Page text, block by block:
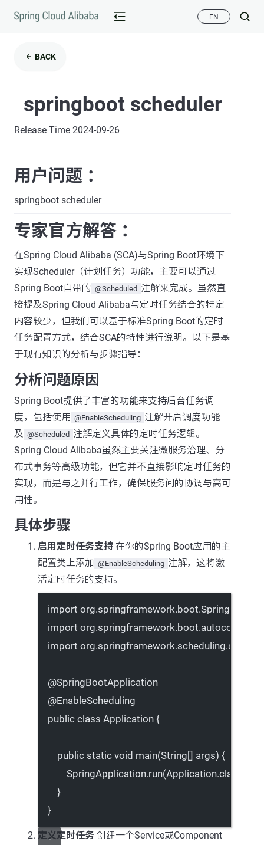
EN
BACK
springboot scheduler
Release Time 2024-09-26
用户问题 ：
springboot scheduler
专家官方解答 ：
在Spring Cloud Alibaba (SCA)与Spring Boot环境下
实现Scheduler（计划任务）功能，主要可以通过
Spring Boot自带的 @Scheduled 注解来完成。虽然直
接提及Spring Cloud Alibaba与定时任务结合的特定
内容较少，但我们可以基于标准Spring Boot的定时
任务配置方式，结合SCA的特性进行说明。以下是基
于现有知识的分析与步骤指导：
分析问题原因
Spring Boot提供了丰富的功能来支持后台任务调
度，包括使用 @EnableScheduling 注解开启调度功能
及 @Scheduled 注解定义具体的定时任务逻辑。
Spring Cloud Alibaba虽然主要关注微服务治理、分
布式事务等高级功能，但它并不直接影响定时任务的
实现，而是与之并行工作，确保服务间的协调与高可
用性。
具体步骤
启用定时任务支持 在你的Spring Boot应用的主
配置类上添加 @EnableScheduling 注解，这将激
活定时任务的支持。
import
import
import
@SpringBootApplication
@EnableScheduling
public class Application {
public static void main(String[] args) {
SpringApplication.run(Application.class,
}
}
定义定时任务 创建一个Service或Component